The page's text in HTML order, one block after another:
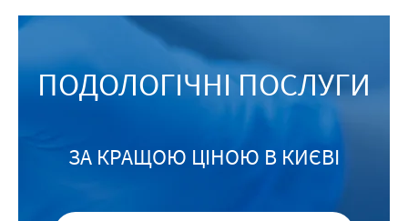
ПОДОЛОГІЧНІ ПОСЛУГИ
ЗА КРАЩОЮ ЦІНОЮ В КИЄВІ